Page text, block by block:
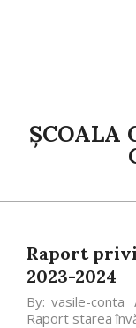
ȘCOALA
MenuRaport
2023-2024
By: vasile-conta
Raport starea